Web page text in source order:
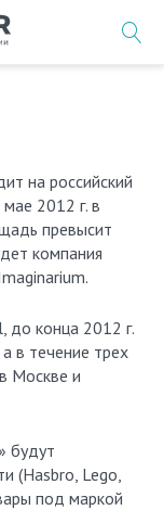
2012 г. в
превысит
компания
до конца 2012 г.
в течение трех
Москве и
будут
(Hasbro, Lego,
под маркой